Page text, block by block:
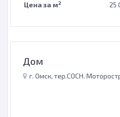
Цена за м2 25
Дом
г. Омск, тер.СОСН.